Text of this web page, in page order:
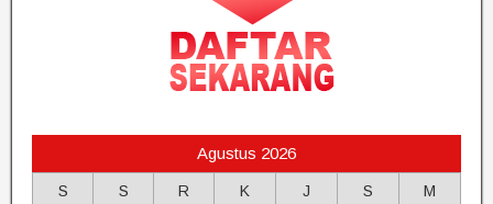
Agustus 2026
S S R K J S M